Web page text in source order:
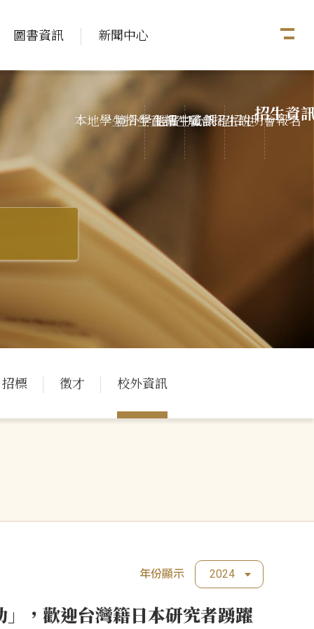
圖書資訊 新聞中心
本地學生招生資訊 境外學生招生資訊 推廣中心課程招生 聯合招生說明會報名招生
招標 徵才 校外資訊
年份顯示 2024
，歡迎台灣籍日本研究者踴躍